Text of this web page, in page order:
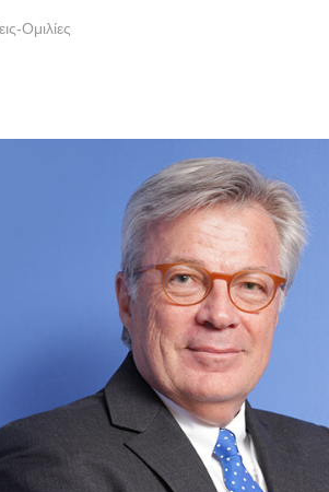
Ομιλίες